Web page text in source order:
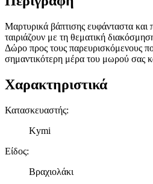
Μαρτυρικά βάπτισης ευφάνταστα και
ταιριάζουν με τη θεματική
Δώρο προς τους παρευρισκόμενους
σημαντικότερη μέρα του μωρού σας
Χαρακτηριστικά
Κατασκευαστής:
Kymi
Είδος:
Βραχιολάκι